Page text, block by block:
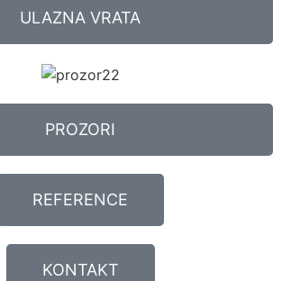
ULAZNA VRATA
PROZORI
REFERENCE
KONTAKT